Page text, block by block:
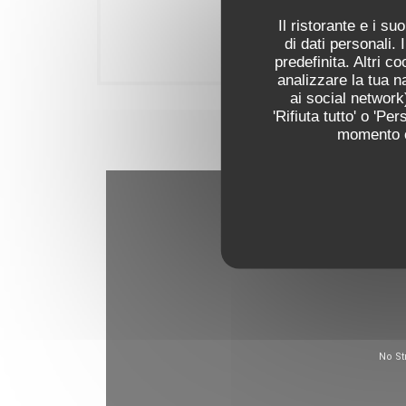
Il ristorante e i
di dati personali.
predefinita. Altri
analizzare la tua
ai social
'Rifiuta tutto' o
momento
Le restaurant